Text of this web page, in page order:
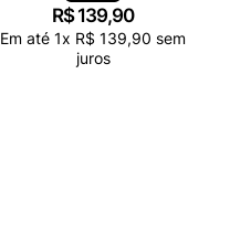
R$ 139,90
Em até 1x R$ 139,90 sem
juros